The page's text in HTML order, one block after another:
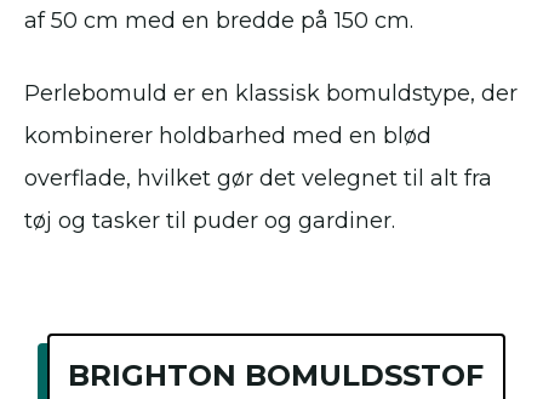
af 50 cm med en bredde på 150 cm.
Perlebomuld er en klassisk bomuldstype, der
kombinerer holdbarhed med en blød
overflade, hvilket gør det velegnet til alt fra
tøj og tasker til puder og gardiner.
BRIGHTON BOMULDSSTOF